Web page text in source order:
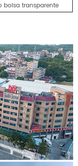
bolsa transparente